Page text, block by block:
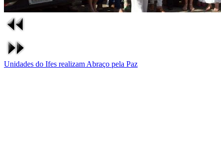
Unidades do Ifes realizam Abraço pela Paz